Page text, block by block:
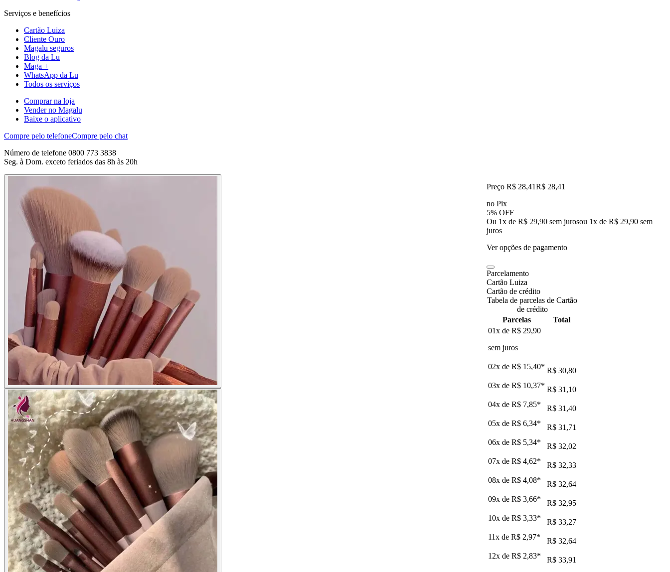
Serviços e benefícios
Cartão Luiza
Cliente Ouro
Magalu seguros
Blog da Lu
Maga +
WhatsApp da Lu
Todos os serviços
Comprar na loja
Vender no Magalu
Baixe o aplicativo
Compre pelo telefoneCompre pelo chat
Número de telefone 0800 773 3838
Seg. à Dom. exceto feriados das 8h às 20h
Preço R$ 28,41R$ 28,41
no Pix
5% OFF
Ou 1x de R$ 29,90 sem jurosou 1x de R$ 29,90 sem
juros
Ver opções de pagamento
Parcelamento
Cartão Luiza
Cartão de crédito
Tabela de parcelas de Cartão
de crédito
Parcelas
Total
01x de R$ 29,90
sem juros
02x de R$ 15,40* R$ 30,80
03x de R$ 10,37* R$ 31,10
04x de R$ 7,85*
R$ 31,40
05x de R$ 6,34*
R$ 31,71
06x de R$ 5,34*
R$ 32,02
07x de R$ 4,62*
R$ 32,33
08x de R$ 4,08*
R$ 32,64
09x de R$ 3,66*
R$ 32,95
10x de R$ 3,33*
R$ 33,27
11x de R$ 2,97*
R$ 32,64
12x de R$ 2,83* R$ 33,91